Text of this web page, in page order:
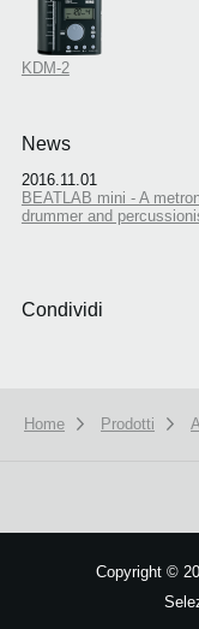
KDM-2
News
2016.11.01
BEATLAB mini - A
drummer and
Condividi
Home Prodotti
Copyright ©
Got it